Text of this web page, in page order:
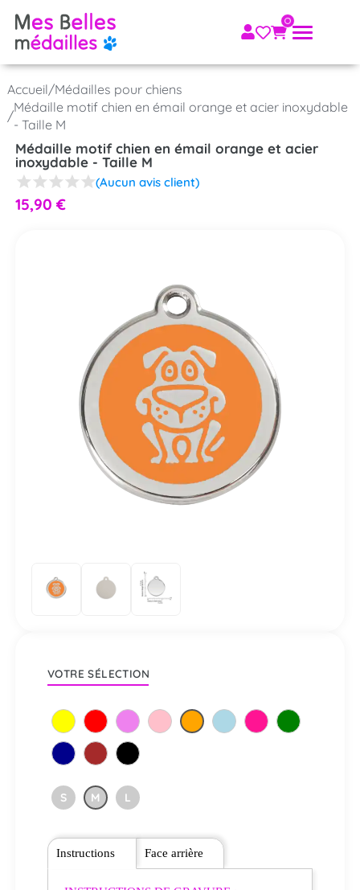
Accueil/Médailles pour chiens
/
Médaille motif chien en émail orange et acier inoxydable
- Taille M
Médaille motif chien en émail orange et acier
inoxydable - Taille M
(Aucun avis client)
15,90 €
VOTRE SÉLECTION
S M L
Instructions Face arrière